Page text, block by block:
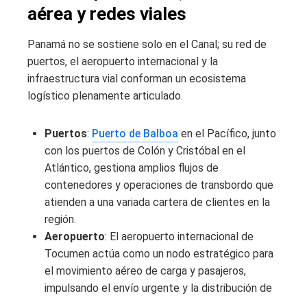
aérea y redes viales
Panamá no se sostiene solo en el Canal; su red de
puertos, el aeropuerto internacional y la
infraestructura vial conforman un ecosistema
logístico plenamente articulado.
Puertos: Puerto de Balboa en el Pacífico, junto
con los puertos de Colón y Cristóbal en el
Atlántico, gestiona amplios flujos de
contenedores y operaciones de transbordo que
atienden a una variada cartera de clientes en la
región.
Aeropuerto: El aeropuerto internacional de
Tocumen actúa como un nodo estratégico para
el movimiento aéreo de carga y pasajeros,
impulsando el envío urgente y la distribución de